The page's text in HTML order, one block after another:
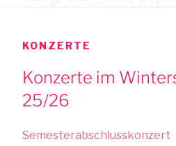
KONZERTE
Konzerte im
25/26
Semesterabschlusskonzert